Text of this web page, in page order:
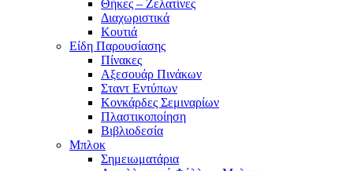
Θήκες – Ζελατίνες
Διαχωριστικά
Κουτιά
Είδη Παρουσίασης
Πίνακες
Αξεσουάρ Πινάκων
Σταντ Εντύπων
Κονκάρδες Σεμιναρίων
Πλαστικοποίηση
Βιβλιοδεσία
Μπλοκ
Σημειωματάρια